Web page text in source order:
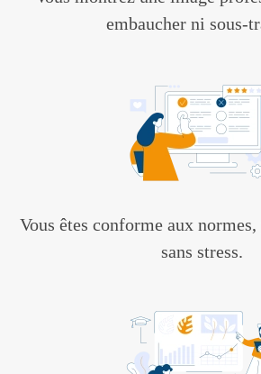
embaucher ni sous-
Vous êtes conforme aux
sans stress.